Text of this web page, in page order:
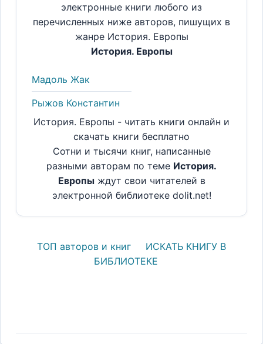
электронные книги любого из
перечисленных ниже авторов, пишущих в
жанре История. Европы
История. Европы
Мадоль Жак
Рыжов Константин
История. Европы - читать книги онлайн и
скачать книги бесплатно
Сотни и тысячи книг, написанные
разными авторам по теме История.
Европыждут свои читателей в
электронной библиотеке dolit.net!
ТОП авторов и книг
ИСКАТЬ КНИГУ В
БИБЛИОТЕКЕ